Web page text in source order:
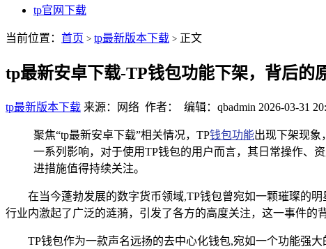
tp官网下载
当前位置： 首页 > tp最新版本下载 > 正文
tp最新安卓下载-TP钱包功能下架，背后的
tp最新版本下载 来源：网络 作者： 编辑：qbadmin 2026-03-31
聚焦“tp最新安卓下载”相关情况，TP钱包功能出现下架现象
一系列影响，对于使用TP钱包的用户而言，其日常操作、
进措施值得持续关注。
在当今蓬勃发展的数字货币领域,TP钱包曾宛如一颗璀璨的
行业内激起了广泛的涟漪，引发了各方的高度关注，这一事件的
TP钱包作为一款声名远扬的去中心化钱包,宛如一个功能强